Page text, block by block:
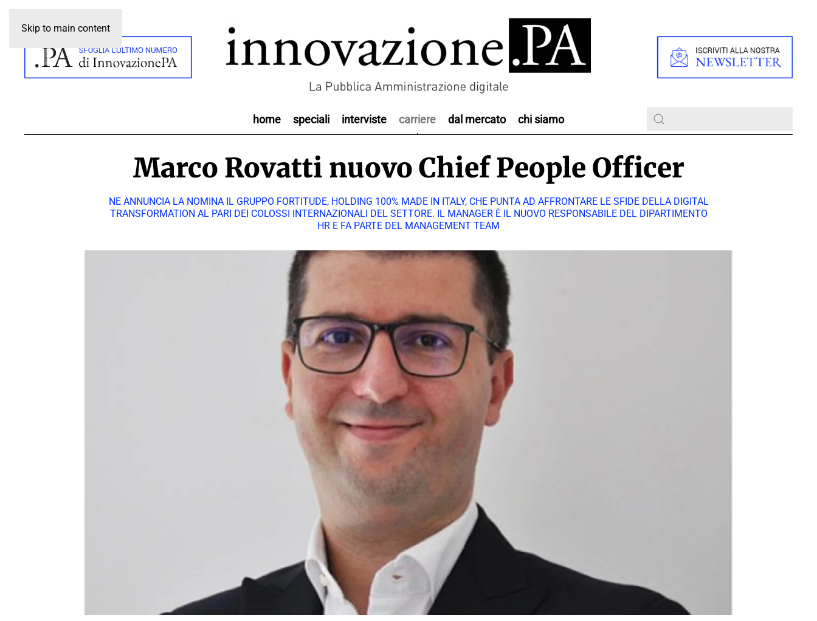
Skip to main content
home speciali interviste carriere dal mercato chi siamo
Marco Rovatti nuovo Chief People Officer
NE ANNUNCIA LA NOMINA IL GRUPPO FORTITUDE, HOLDING 100% MADE IN ITALY, CHE PUNTA AD AFFRONTARE LE SFIDE DELLA DIGITAL
TRANSFORMATION AL PARI DEI COLOSSI INTERNAZIONALI DEL SETTORE. IL MANAGER È IL NUOVO RESPONSABILE DEL DIPARTIMENTO
HR E FA PARTE DEL MANAGEMENT TEAM